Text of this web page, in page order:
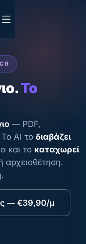
Το
— PDF,
AI το διαβάζει
και το καταχωρεί
αρχειοθέτηση.
— €39,90/μ